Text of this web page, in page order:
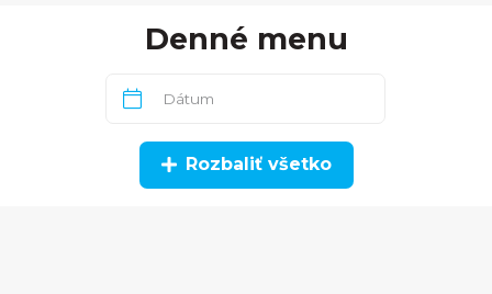
Denné menu
Rozbaliť všetko